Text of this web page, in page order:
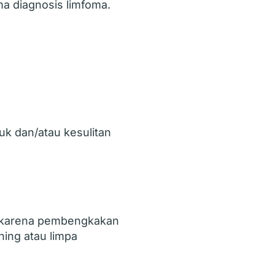
diagnosis limfoma.
dan/atau kesulitan
pembengkakan
atau limpa